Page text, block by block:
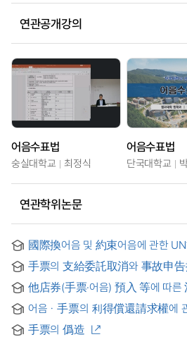
연관공개강의
어음수표법
숭실대학교 최정식
어음수표법
단국대학교
연관학위논문
國際換어음 및 約束어음에 관한
比較硏究
手票의 支給委託取消와 事故申
commission on a check and
他店券(手票·어음) 預入 等에 따른
推壽 前 支給되거나 錯誤支給 된
어음ㆍ手票의 利得償還請求權에
the claims for reimbursement of
手票의 僞造